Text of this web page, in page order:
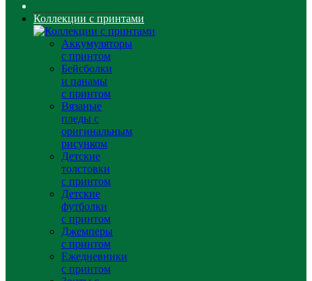
Коллекции с принтами
Аккумуляторы
с принтом
Бейсболки
и панамы
с принтом
Вязаные
пледы с
оригинальным
рисунком
Детские
толстовки
с принтом
Детские
футболки
с принтом
Джемперы
с принтом
Ежедневники
с принтом